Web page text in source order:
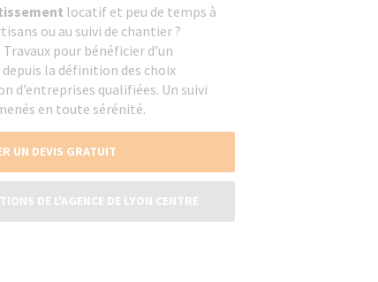
locatif et peu de temps à
ou au suivi de chantier ?
pour bénéficier d’un
la définition des choix
d’entreprises qualifiées. Un suivi
en toute sérénité.
UN DEVIS GRATUIT
DE L'AGENCE DE LYON CENTRE